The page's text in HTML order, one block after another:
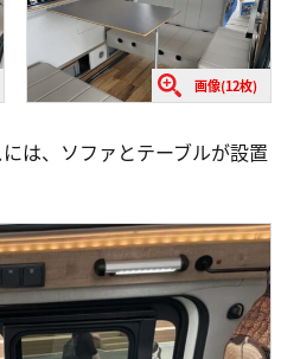
画像(12枚)
は、ソファとテーブルが設置